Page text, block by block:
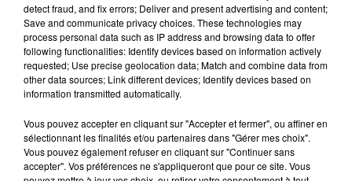
6 août 2026
SI TOUT LE MONDE FAIT ÇA, MOI L'ANNÉE
detect fraud, and fix errors; Deliver and present advertising and content;
Save and communicate privacy choices. These technologies may
process personal data such as IP address and browsing data to offer
following functionalities: Identify devices based on information actively
requested; Use precise geolocation data; Match and combine data from
other data sources; Link different devices; Identify devices based on
information transmitted automatically.
Vous pouvez accepter en cliquant sur "Accepter et fermer", ou affiner en
sélectionnant les finalités et/ou partenaires dans "Gérer mes choix".
Vous pouvez également refuser en cliquant sur "Continuer sans
accepter". Vos préférences ne s'appliqueront que pour ce site. Vous